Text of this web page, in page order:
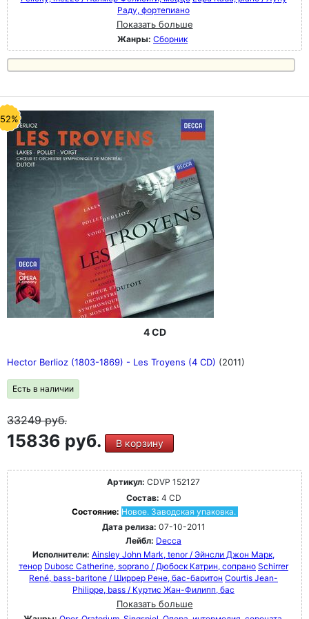
Раду, фортепиано
Показать больше
Жанры: Сборник
4 CD
Hector Berlioz (1803-1869) - Les Troyens (4 CD) (2011)
Есть в наличии
33249руб.
15836 руб. В корзину
Артикул: CDVP 152127
Состав: 4 CD
Состояние: Новое. Заводская упаковка.
Дата релиза: 07-10-2011
Лейбл: Decca
Исполнители: Ainsley John Mark, tenor / Эйнсли Джон Марк,
тенор Dubosc Catherine, soprano / Дюбоск Катрин, сопрано Schirrer
René, bass-baritone / Ширрер Рене, бас-баритон Courtis Jean-
Philippe, bass / Куртис Жан-Филипп, бас
Показать больше